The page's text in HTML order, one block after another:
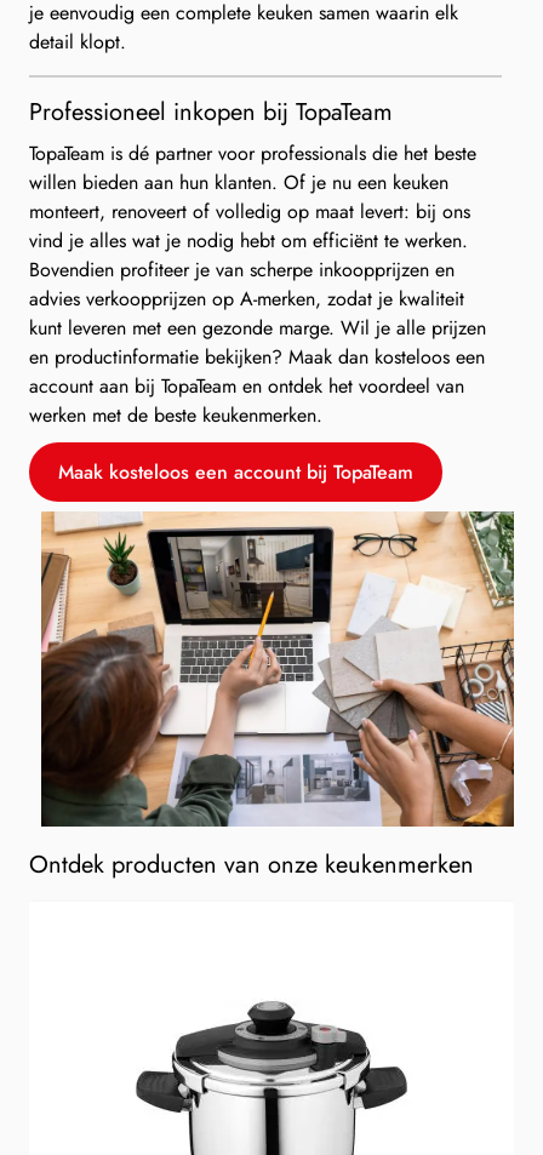
je eenvoudig een complete keuken samen waarin elk
detail klopt.
Professioneel inkopen bij TopaTeam
TopaTeam is dé partner voor professionals die het beste
willen bieden aan hun klanten. Of je nu een keuken
monteert, renoveert of volledig op maat levert: bij ons
vind je alles wat je nodig hebt om efficiënt te werken.
Bovendien profiteer je van scherpe inkoopprijzen en
advies verkoopprijzen op A-merken, zodat je kwaliteit
kunt leveren met een gezonde marge. Wil je alle prijzen
en productinformatie bekijken? Maak dan kosteloos een
account aan bij TopaTeam en ontdek het voordeel van
werken met de beste keukenmerken.
Maak kosteloos een account bij TopaTeam
Ontdek producten van onze keukenmerken